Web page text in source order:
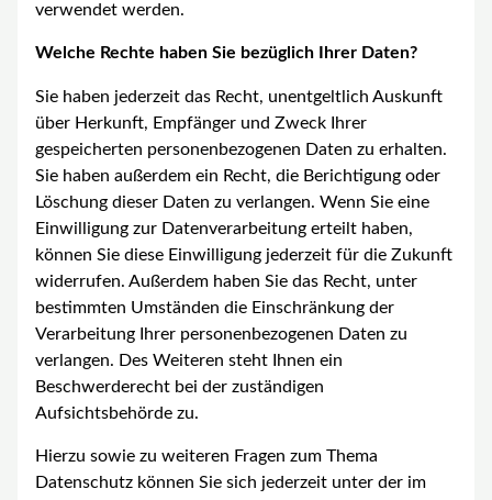
verwendet werden.
Welche Rechte haben Sie bezüglich Ihrer Daten?
Sie haben jederzeit das Recht, unentgeltlich Auskunft
über Herkunft, Empfänger und Zweck Ihrer
gespeicherten personenbezogenen Daten zu erhalten.
Sie haben außerdem ein Recht, die Berichtigung oder
Löschung dieser Daten zu verlangen. Wenn Sie eine
Einwilligung zur Datenverarbeitung erteilt haben,
können Sie diese Einwilligung jederzeit für die Zukunft
widerrufen. Außerdem haben Sie das Recht, unter
bestimmten Umständen die Einschränkung der
Verarbeitung Ihrer personenbezogenen Daten zu
verlangen. Des Weiteren steht Ihnen ein
Beschwerderecht bei der zuständigen
Aufsichtsbehörde zu.
Hierzu sowie zu weiteren Fragen zum Thema
Datenschutz können Sie sich jederzeit unter der im